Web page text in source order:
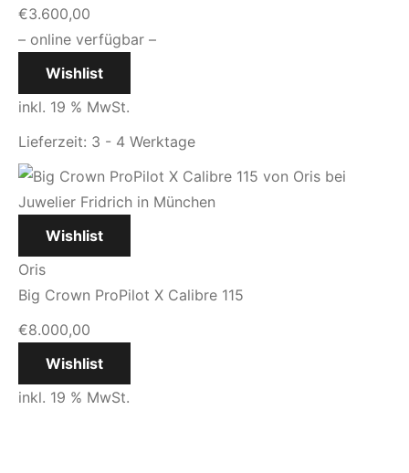
€3.600,00
– online verfügbar –
Wishlist
inkl. 19 % MwSt.
Lieferzeit: 3 - 4 Werktage
Wishlist
Oris
Big Crown ProPilot X Calibre 115
€8.000,00
Wishlist
inkl. 19 % MwSt.